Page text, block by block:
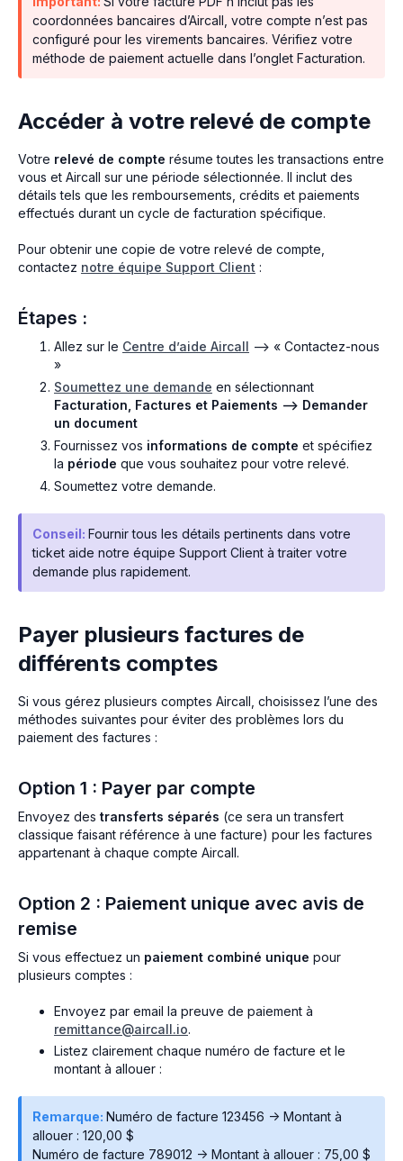
coordonnées bancaires d’Aircall, votre compte n’est pas
configuré pour les virements bancaires. Vérifiez votre
méthode de paiement actuelle dans l’onglet Facturation.
Accéder à votre relevé de compte
Votre relevé de compte résume toutes les transactions entre
vous et Aircall sur une période sélectionnée. Il inclut des
détails tels que les remboursements, crédits et paiements
effectués durant un cycle de facturation spécifique.
Pour obtenir une copie de votre relevé de compte,
contactez notre équipe Support Client :
Étapes :
Allez sur le Centre d’aide Aircall --> « Contactez-nous
»
Soumettez une demande en sélectionnant
Facturation, Factures et Paiements --> Demander
un document
Fournissez vos informations de compte et spécifiez
la période que vous souhaitez pour votre relevé.
Soumettez votre demande.
Conseil: Fournir tous les détails pertinents dans votre
ticket aide notre équipe Support Client à traiter votre
demande plus rapidement.
Payer plusieurs factures de
différents comptes
Si vous gérez plusieurs comptes Aircall, choisissez l’une des
méthodes suivantes pour éviter des problèmes lors du
paiement des factures :
Option 1 : Payer par compte
Envoyez des transferts séparés (ce sera un transfert
classique faisant référence à une facture) pour les factures
appartenant à chaque compte Aircall.
Option 2 : Paiement unique avec avis de
remise
Si vous effectuez un paiement combiné unique pour
plusieurs comptes :
Envoyez par email la preuve de paiement à
remittance@aircall.io.
Listez clairement chaque numéro de facture et le
montant à allouer :
Remarque: Numéro de facture 123456 -> Montant à
allouer : 120,00 $
Numéro de facture 789012 -> Montant à allouer : 75,00 $